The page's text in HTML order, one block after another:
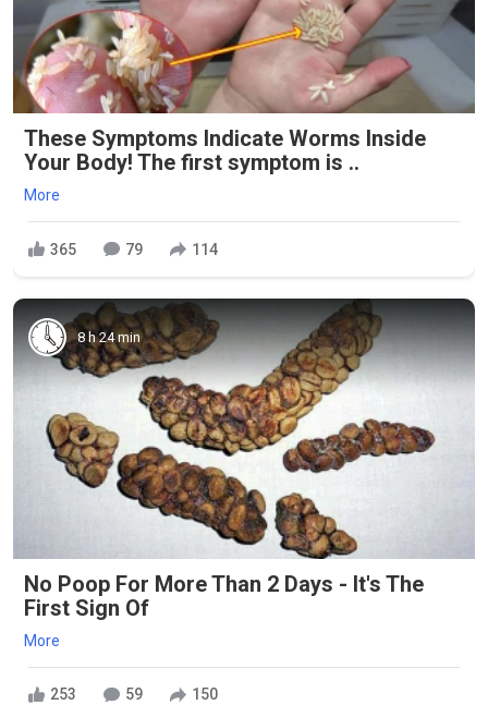
These Symptoms Indicate Worms Inside
Your Body! The first symptom is ..
More
365 79 114
8 h 24 min
No Poop For More Than 2 Days - It's The
First Sign Of
More
253 59 150